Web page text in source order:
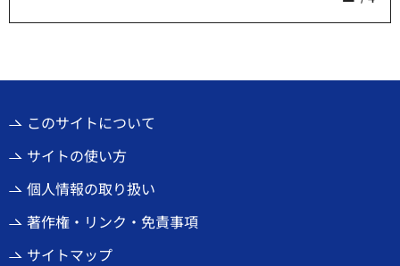
このサイトについて
サイトの使い方
個人情報の取り扱い
著作権・リンク・免責事項
サイトマップ